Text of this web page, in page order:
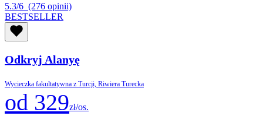
5.3/6 (276 opinii)
BESTSELLER
Odkryj Alanyę
Wycieczka fakultatywna z Turcji, Riwiera Turecka
od 329zł/os.